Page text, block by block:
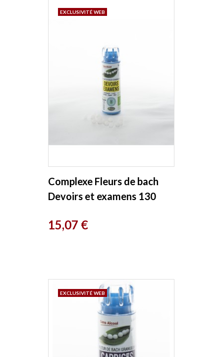
Complexe Fleurs de bach
Devoirs et examens 130
Prix
15,07 €
EXCLUSIVITÉ WEB
EXCLUSIVITÉ WEB